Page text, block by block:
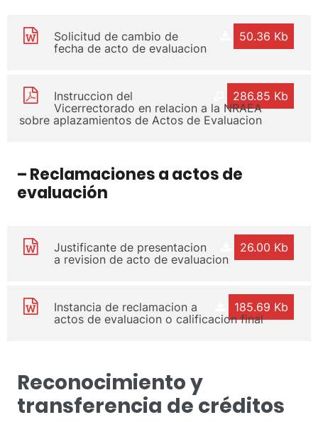
50.36 Kb
Solicitud de cambio de
fecha de acto de evaluacion
286.85 Kb
Instruccion del
Vicerrectorado en relacion a la NRAEA
sobre aplazamientos de Actos de Evaluacion
– Reclamaciones a actos de
evaluación
26.00 Kb
Justificante de presentacion
a revision de acto de evaluacion
185.69 Kb
Instancia de reclamacion a
actos de evaluacion o calificacion final
Reconocimiento y
transferencia de créditos